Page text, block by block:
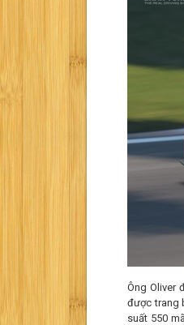
Ông Oliver
được trang
suất 550